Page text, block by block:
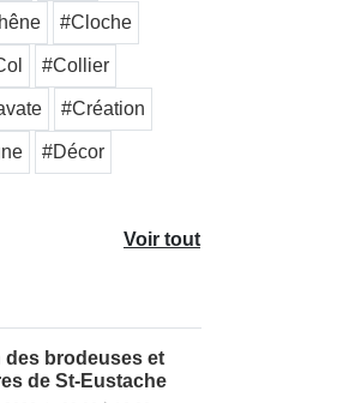
#Cloche
#Collier
#Création
#Décor
Voir tout
des brodeuses et
de St-Eustache